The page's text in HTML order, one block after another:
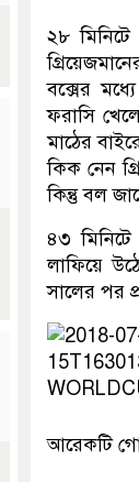
২৮
বক্সের
ফরাসি
মাঠের
কিক নেন
কিন্তু বল
৪৩
লাফিয়ে
সালের পর
আরেকটি